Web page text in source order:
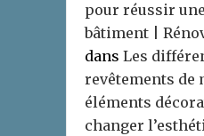
pour réussir
bâtiment |
dans Les
revêtements de
éléments
changer